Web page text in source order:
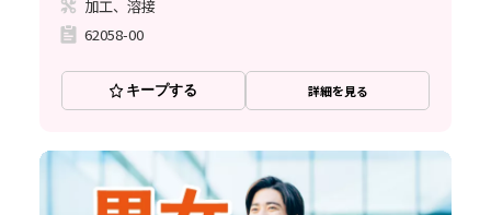
加工、溶接
62058-00
キープする 詳細を見る